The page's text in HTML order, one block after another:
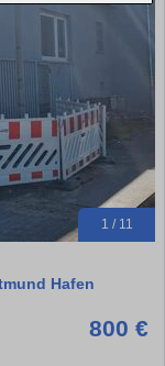
1 / 11
Hafen
800 €